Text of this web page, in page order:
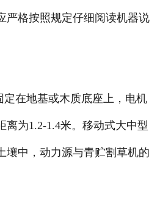
严格按照规定仔细阅读机器说
在地基或木质底座上，电机
离为1.2-1.4米。移动式大中型
壤中，动力源与青贮割草机的